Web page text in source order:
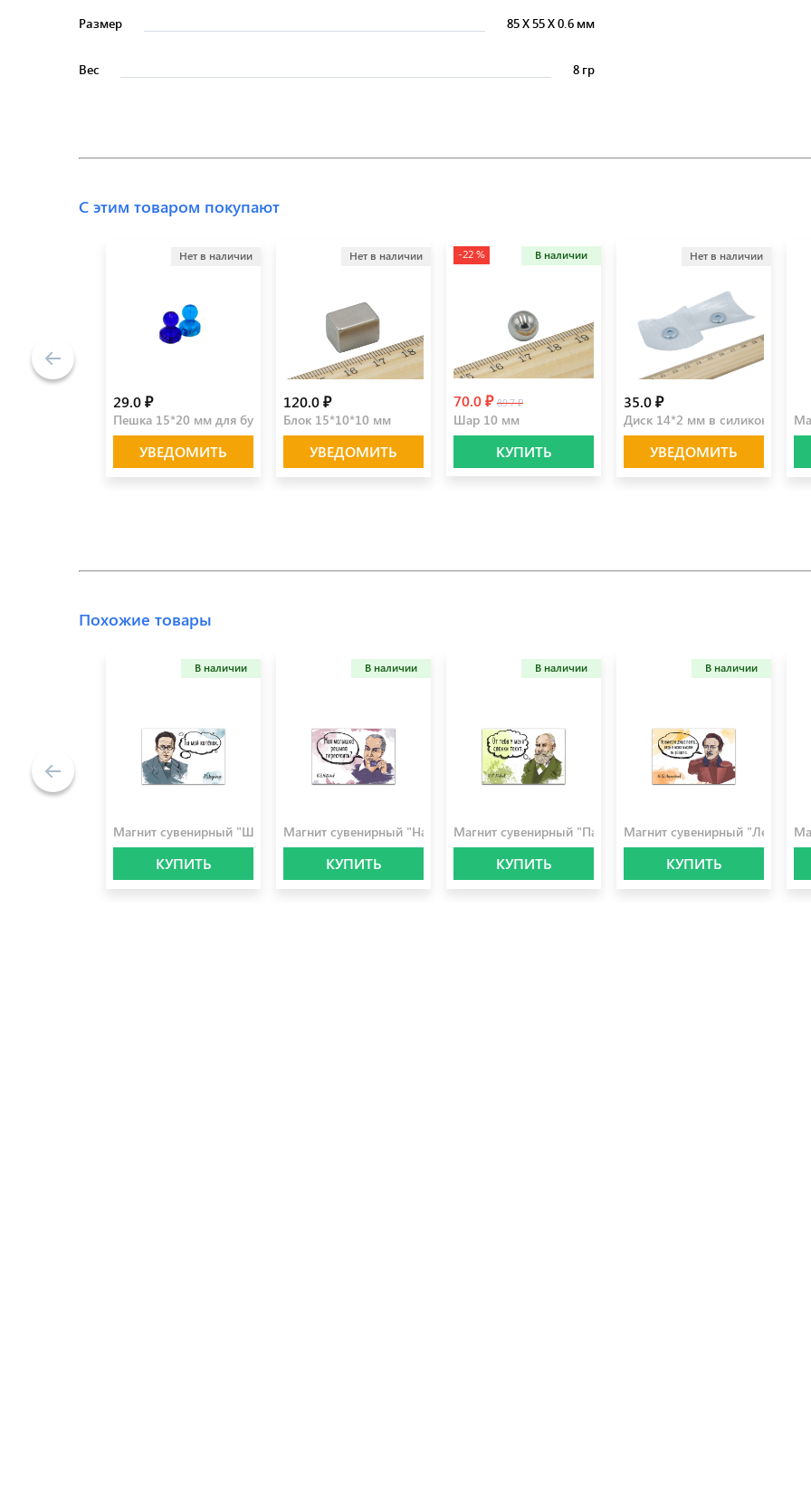
Размер 85X55X0.6 мм
Вес 8 гр
С этим товаром покупают
Нет в наличии
29.0 ₽
Пешка 15*20 мм для бумаги
УВЕДОМИТЬ
Нет в наличии
120.0 ₽
Блок 15*10*10 мм
УВЕДОМИТЬ
-22 % В наличии
70.0 ₽ 89.7 ₽
Шар 10 мм
КУПИТЬ
Нет в наличии
35.0 ₽
Диск 14*2 мм в силиконе
УВЕДОМИТЬ
Похожие товары
В наличии
Магнит сувенирный "Шредингер"
КУПИТЬ
В наличии
Магнит сувенирный "Набоков"
КУПИТЬ
В наличии
Магнит сувенирный "Павлов"
КУПИТЬ
В наличии
Магнит сувенирный
КУПИТЬ